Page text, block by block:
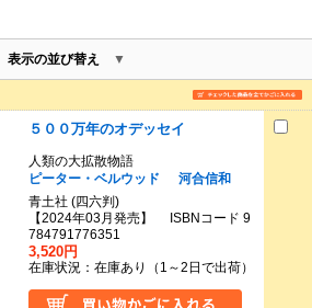
表示の並び替え
５００万年のオデッセイ
人類の大拡散物語
ピーター・ベルウッド
河合信和
青土社 (四六判)
【2024年03月発売】 ISBNコード 9
784791776351
3,520円
在庫状況：在庫あり（1～2日で出荷）